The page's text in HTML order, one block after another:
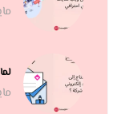
مايو
مايو